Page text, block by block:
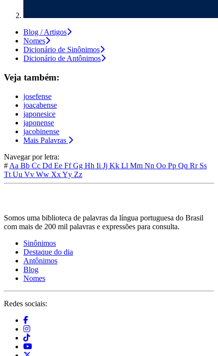
Blog / Artigos
Nomes
Dicionário de Sinônimos
Dicionário de Antônimos
Veja também:
josefense
joaçabense
japonesice
japonense
jacobinense
Mais Palavras
Navegar por letra:
# Aa Bb Cc Dd Ee FfGg Hh Ii Jj Kk Ll Mm Nn Oo Pp Qq Rr Ss
Tt Uu Vv Ww XxYy Zz
Somos uma biblioteca de palavras da língua portuguesa do Brasil
com mais de 200 mil palavras e expressões para consulta.
Sinônimos
Destaque do dia
Antônimos
Blog
Nomes
Redes sociais: